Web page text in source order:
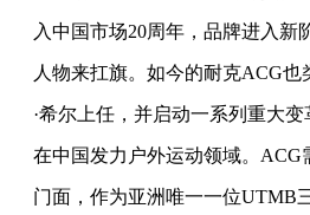
入中国市场20周年，品牌进入新
人物来扛旗。如今的耐克ACG也
·希尔上任，并启动一系列重大
在中国发力户外运动领域。ACG
门面，作为亚洲唯一一位UTMB